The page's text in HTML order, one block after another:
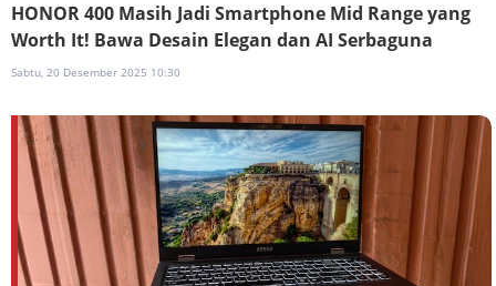
HONOR 400 Masih Jadi Smartphone Mid Range yang
Worth It! Bawa Desain Elegan dan AI Serbaguna
Sabtu, 20 Desember 2025 10:30